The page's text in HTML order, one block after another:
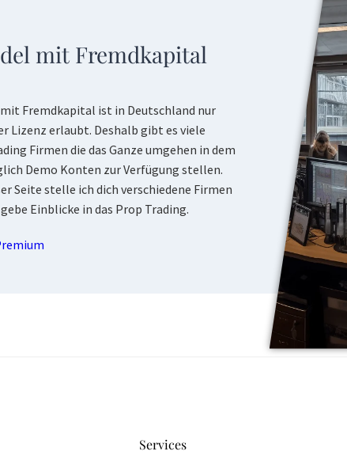
mit Fremdkapital
Fremdkapital ist in Deutschland nur
Lizenz erlaubt. Deshalb gibt es viele
Firmen die das Ganze umgehen in dem
Demo Konten zur Verfügung stellen.
Seite stelle ich dich verschiedene Firmen
Einblicke in das Prop Trading.
Services